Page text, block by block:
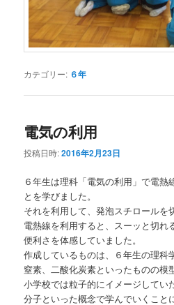
カテゴリー: ６年
電気の利用
投稿日時:2016年2月23日
６年生は理科「電気の利用」で電熱
とを学びました。
それを利用して、発泡スチロールを
電熱線を利用すると、スーッと切れ
便利さを体感していました。
作成しているものは、６年生の理科
窒素、二酸化炭素といったものの模
小学校では粒子的にイメージしてい
分子といった概念で学んでいくこと